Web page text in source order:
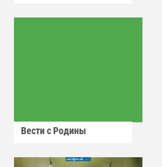
Вести с Родины